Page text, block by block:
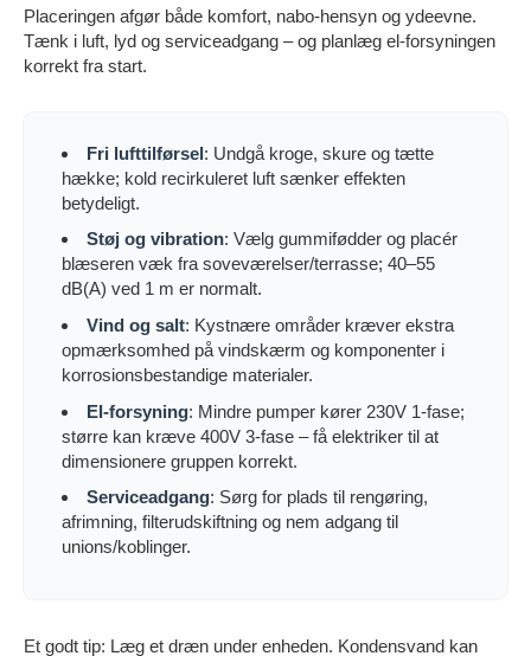
Placeringen afgør både komfort, nabo-hensyn og ydeevne.
Tænk i luft, lyd og serviceadgang – og planlæg el-forsyningen
korrekt fra start.
Fri lufttilførsel: Undgå kroge, skure og tætte
hække; kold recirkuleret luft sænker effekten
betydeligt.
Støj og vibration: Vælg gummifødder og placér
blæseren væk fra soveværelser/terrasse; 40–55
dB(A) ved 1 m er normalt.
Vind og salt: Kystnære områder kræver ekstra
opmærksomhed på vindskærm og komponenter i
korrosionsbestandige materialer.
El-forsyning: Mindre pumper kører 230V 1-fase;
større kan kræve 400V 3-fase – få elektriker til at
dimensionere gruppen korrekt.
Serviceadgang: Sørg for plads til rengøring,
afrimning, filterudskiftning og nem adgang til
unions/koblinger.
Et godt tip: Læg et dræn under enheden. Kondensvand kan